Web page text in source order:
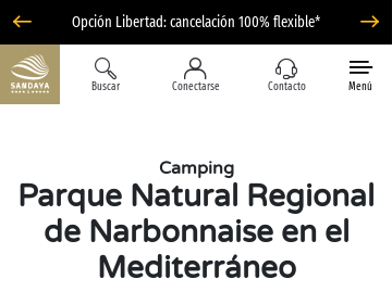
Opción Libertad: cancelación 100% flexible*
Buscar Conectarse Contacto Menú
Camping
Parque Natural Regional
de Narbonnaise en el
Mediterráneo